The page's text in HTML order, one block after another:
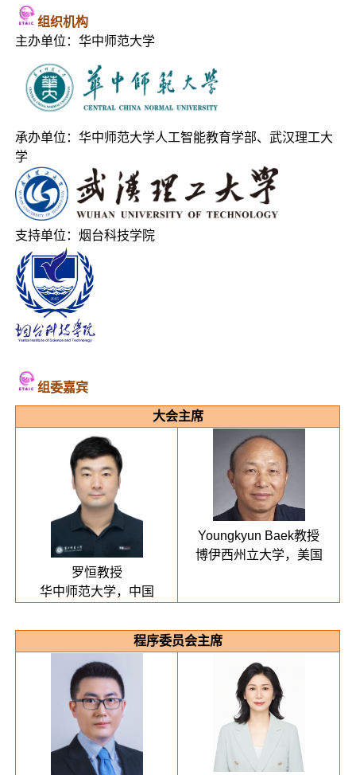
组织机构
主办单位：华中师范大学
承办单位：华中师范大学人工智能教育学部、武汉理工大
学
支持单位：烟台科技学院
组委嘉宾
大会主席
罗恒教授
华中师范大学，中国
Youngkyun Baek教授
博伊西州立大学，美国
程序委员会主席